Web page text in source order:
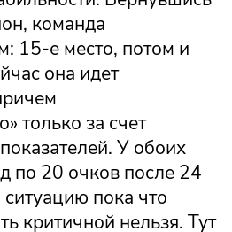
команда
15-е место, потом и
она идет
только за счет
У обоих
по 20 очков после 24
пока что
критичной нельзя. Тут